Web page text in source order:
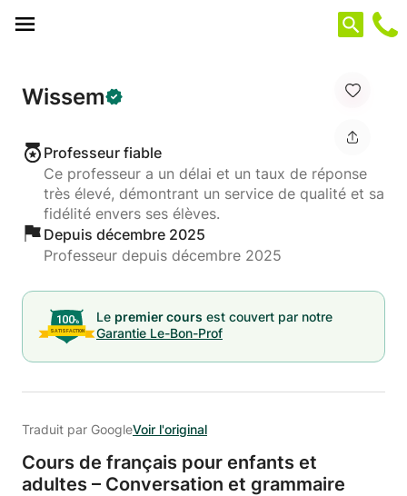
Wissem
Professeur fiable
Ce professeur a un délai et un taux de réponse
très élevé, démontrant un service de qualité et sa
fidélité envers ses élèves.
Depuis décembre 2025
Professeur depuis décembre 2025
Le premier cours est couvert par notre
Garantie Le-Bon-Prof
Traduit par GoogleVoir l'original
Cours de français pour enfants et
adultes – Conversation et grammaire